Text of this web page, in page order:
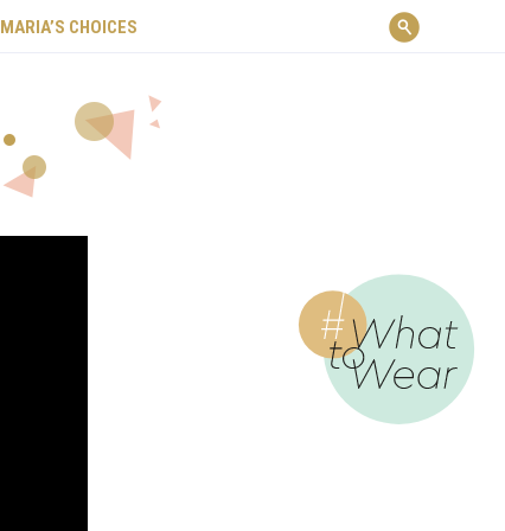
ΜARIA’S CHOICES